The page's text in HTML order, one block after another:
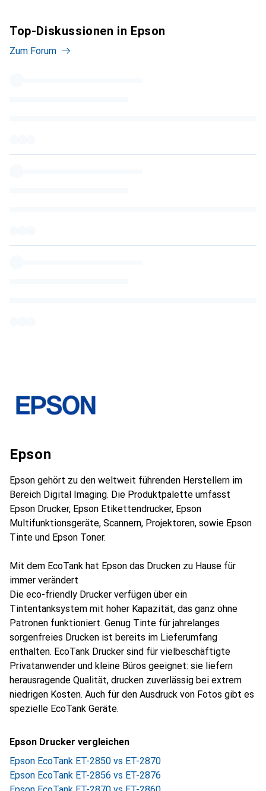
Top-Diskussionen in Epson
Zum Forum
Epson
Epson gehört zu den weltweit führenden Herstellern im
Bereich Digital Imaging. Die Produktpalette umfasst
Epson Drucker, Epson Etikettendrucker, Epson
Multifunktionsgeräte, Scannern, Projektoren, sowie Epson
Tinte und Epson Toner.
Mit dem EcoTank hat Epson das Drucken zu Hause für
immer verändert
Die eco-friendly Drucker verfügen über ein
Tintentanksystem mit hoher Kapazität, das ganz ohne
Patronen funktioniert. Genug Tinte für jahrelanges
sorgenfreies Drucken ist bereits im Lieferumfang
enthalten. EcoTank Drucker sind für vielbeschäftigte
Privatanwender und kleine Büros geeignet: sie liefern
herausragende Qualität, drucken zuverlässig bei extrem
niedrigen Kosten. Auch für den Ausdruck von Fotos gibt es
spezielle EcoTank Geräte.
Epson Drucker vergleichen
Epson EcoTank ET-2850 vs ET-2870
Epson EcoTank ET-2856 vs ET-2876